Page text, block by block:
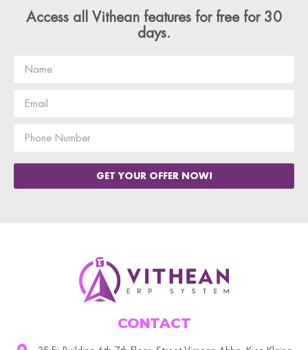
Access all Vithean features for free for 30
days.
GET YOUR OFFER NOW!
CONTACT